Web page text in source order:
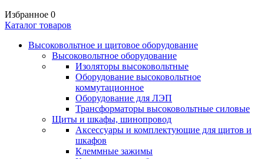
Избранное 0
Каталог товаров
Высоковольтное и щитовое оборудование
Высоковольтное оборудование
Изоляторы высоковольтные
Оборудование высоковольтное
коммутационное
Оборудование для ЛЭП
Трансформаторы высоковольтные силовые
Щиты и шкафы, шинопровод
Аксессуары и комплектующие для щитов и
шкафов
Клеммные зажимы